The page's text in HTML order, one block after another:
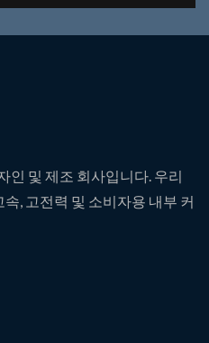
인 및 제조 회사입니다. 우리
, 고전력 및 소비자용 내부 커